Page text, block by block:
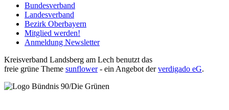
Bundesverband
Landesverband
Bezirk Oberbayern
Mitglied werden!
Anmeldung Newsletter
Kreisverband Landsberg am Lech benutzt das
freie grüne Theme sunflower‐ ein Angebot derverdigado eG.